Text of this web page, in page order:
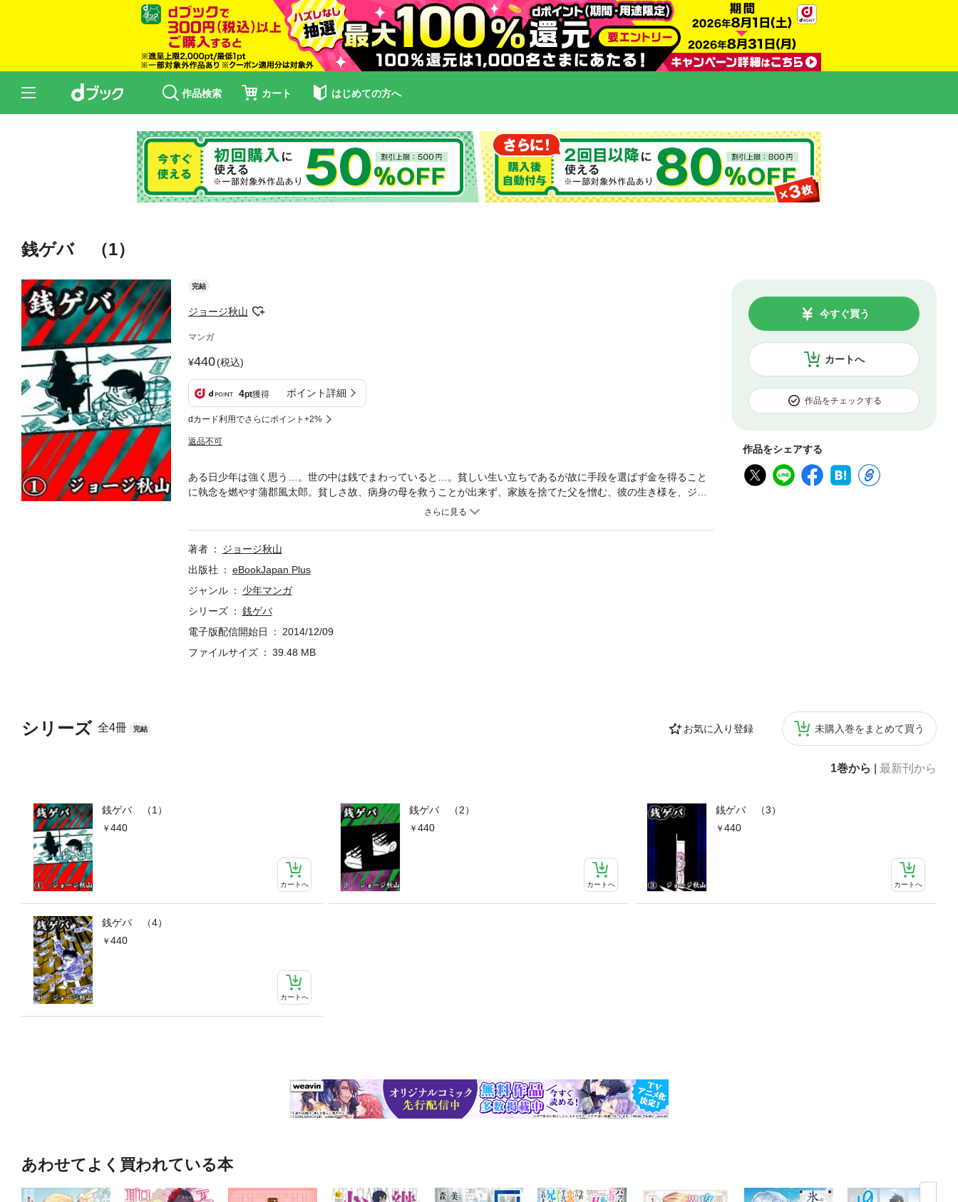
作品検索 カート はじめての方へ
銭ゲバ （1）
完結
ジョージ秋山
マンガ
440(税込)
4pt獲得 ポイント詳細
dカード利用でさらにポイント+2%
返品不可
カートへ
今すぐ買う
作品をチェックする
作品をシェアする
シリーズ 全4冊 完結 お気に入り登録 未購入巻をまとめて買う
1巻から 最新刊から
銭ゲバ （1）
440
カートへ
銭ゲバ （2）
440
カートへ
銭ゲバ （3）
440
カートへ
銭ゲバ （4）
440
カートへ
ある日少年は強く思う…。世の中は銭でまわっていると…。貧しい生い立ちであるが故に手段を選ばず金を得ること
に執念を燃やす蒲郡風太郎。貧しさ故、病身の母を救うことが出来ず、家族を捨てた父を憎む、彼の生き様を、ジョ
著者
ジョージ秋山
出版社
eBookJapan Plus
ジャンル
少年マンガ
シリーズ
銭ゲバ
電子版配信開始日
2014/12/09
ファイルサイズ
39.48 MB
あわせてよく買われている本